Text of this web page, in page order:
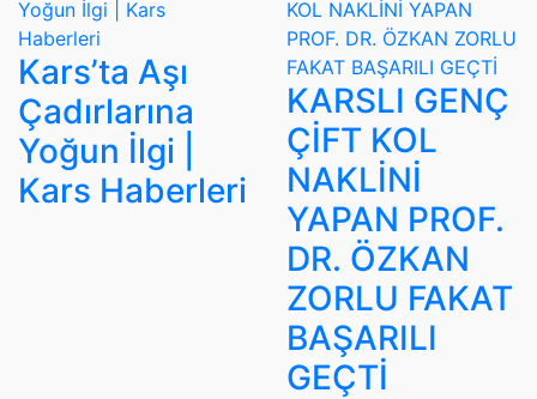
Kars’ta Aşı
Çadırlarına
Yoğun İlgi |
Kars Haberleri
KARSLI GENÇ
ÇİFT KOL
NAKLİNİ
YAPAN PROF.
DR. ÖZKAN
ZORLU FAKAT
BAŞARILI
GEÇTİ